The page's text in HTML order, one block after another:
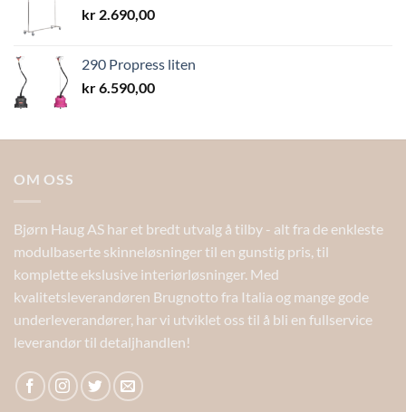
kr 2.690,00
290 Propress liten
kr6.590,00
OM OSS
Bjørn Haug AS har et bredt utvalg å tilby - alt fra de enkleste
modulbaserte skinneløsninger til en gunstig pris, til
komplette ekslusive interiørløsninger. Med
kvalitetsleverandøren Brugnotto fra Italia og mange gode
underleverandører, har vi utviklet oss til å bli en fullservice
leverandør til detaljhandlen!